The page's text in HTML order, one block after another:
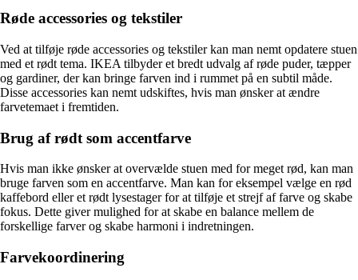
Røde accessories og tekstiler
Ved at tilføje røde accessories og tekstiler kan man nemt opdatere stuen
med et rødt tema. IKEA tilbyder et bredt udvalg af røde puder, tæpper
og gardiner, der kan bringe farven ind i rummet på en subtil måde.
Disse accessories kan nemt udskiftes, hvis man ønsker at ændre
farvetemaet i fremtiden.
Brug af rødt som accentfarve
Hvis man ikke ønsker at overvælde stuen med for meget rød, kan man
bruge farven som en accentfarve. Man kan for eksempel vælge en rød
kaffebord eller et rødt lysestager for at tilføje et strejf af farve og skabe
fokus. Dette giver mulighed for at skabe en balance mellem de
forskellige farver og skabe harmoni i indretningen.
Farvekoordinering